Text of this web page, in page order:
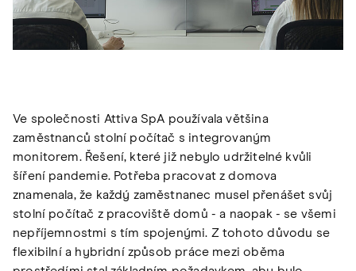
Ve společnosti Attiva SpA používala většina
zaměstnanců stolní počítač s integrovaným
monitorem. Řešení, které již nebylo udržitelné kvůli
šíření pandemie. Potřeba pracovat z domova
znamenala, že každý zaměstnanec musel přenášet svůj
stolní počítač z pracoviště domů - a naopak - se všemi
nepříjemnostmi s tím spojenými. Z tohoto důvodu se
flexibilní a hybridní způsob práce mezi oběma